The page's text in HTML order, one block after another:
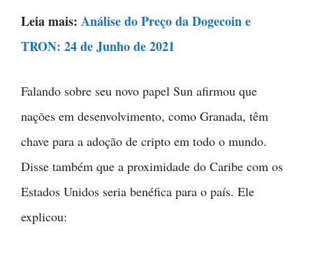
Leia mais: Análise do Preço da Dogecoin e
TRON: 24 de Junho de 2021
Falando sobre seu novo papel Sun afirmou que
nações em desenvolvimento, como Granada, têm
chave para a adoção de cripto em todo o mundo.
Disse também que a proximidade do Caribe com os
Estados Unidos seria benéfica para o país. Ele
explicou: